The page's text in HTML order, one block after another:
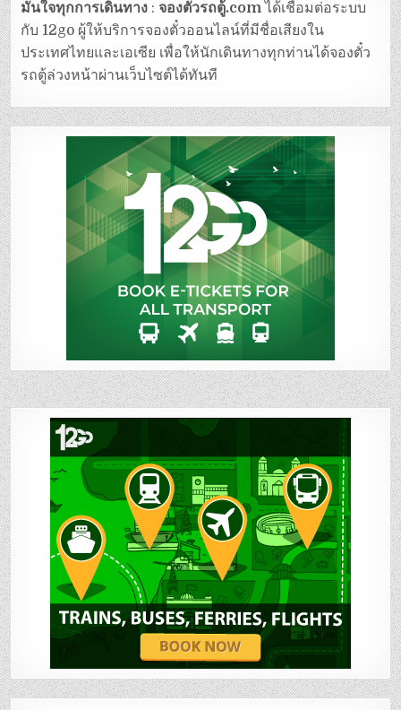
มั่นใจทุกการเดินทาง :จองตั๋วรถตู้.comได้เชื่อมต่อระบบ
กับ 12go ผู้ให้บริการจองตั๋วออนไลน์ที่มีชื่อเสียงใน
ประเทศไทยและเอเซีย เพื่อให้นักเดินทางทุกท่านได้จองตั๋ว
รถตู้ล่วงหน้าผ่านเว็บไซต์ได้ทันที